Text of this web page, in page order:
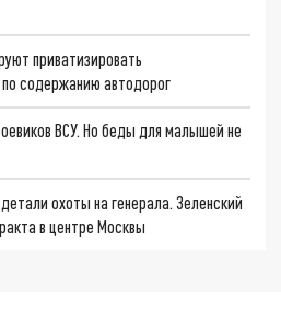
приватизировать
по содержанию автодорог
ВСУ. Но беды для малышей не
охоты на генерала. Зеленский
в центре Москвы